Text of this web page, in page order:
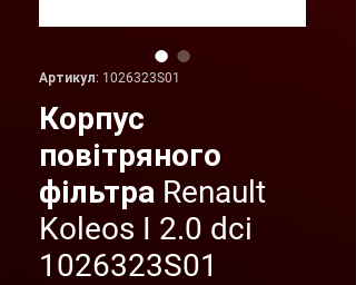
Артикул: 1026323S01
Корпус
повітряного
фільтра Renault
Koleos I 2.0 dci
1026323S01